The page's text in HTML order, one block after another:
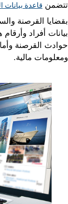
تتضمن قاعدة بيانات
بقضايا القرصنة
بيانات أفراد
حوادث القرصنة
ومعلومات مالية.